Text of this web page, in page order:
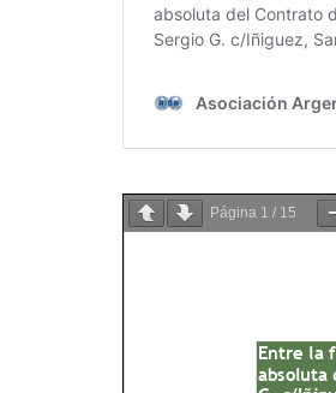
Página 1 / 15